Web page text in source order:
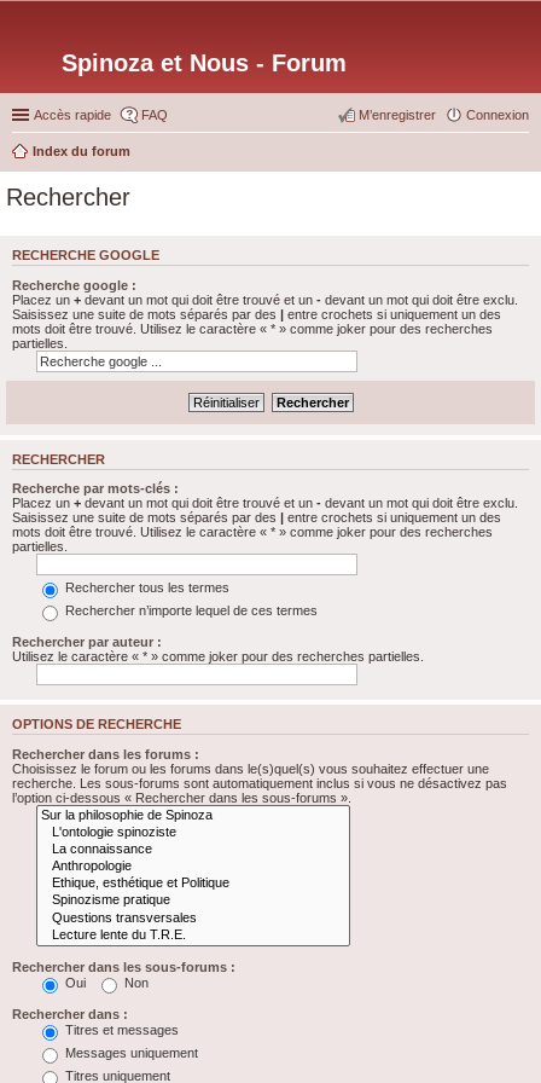
Spinoza et Nous - Forum
Accès rapide FAQ Connexion
M’enregistrer
Index du forum
Rechercher
RECHERCHE GOOGLE
Recherche google :
Placez un + devant un mot qui doit être trouvé et un - devant un mot qui doit être exclu.
Saisissez une suite de mots séparés par des | entre crochets si uniquement un des
mots doit être trouvé. Utilisez le caractère « * » comme joker pour des recherches
partielles.
RECHERCHER
Recherche par mots-clés :
Placez un + devant un mot qui doit être trouvé et un - devant un mot qui doit être exclu.
Saisissez une suite de mots séparés par des | entre crochets si uniquement un des
mots doit être trouvé. Utilisez le caractère « * » comme joker pour des recherches
partielles.
Rechercher tous les termes
Rechercher n’importe lequel de ces termes
Rechercher par auteur :
Utilisez le caractère « * » comme joker pour des recherches partielles.
OPTIONS DE RECHERCHE
Rechercher dans les forums :
Choisissez le forum ou les forums dans le(s)quel(s) vous souhaitez effectuer une
recherche. Les sous-forums sont automatiquement inclus si vous ne désactivez pas
l’option ci-dessous « Rechercher dans les sous-forums ».
Rechercher dans les sous-forums :
Oui
Non
Rechercher dans :
Titres et messages
Messages uniquement
Titres uniquement